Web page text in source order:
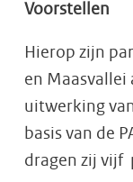
Voorstellen
Hierop zijn
en Maasvallei
uitwerking
basis van de
dragen zij vijf